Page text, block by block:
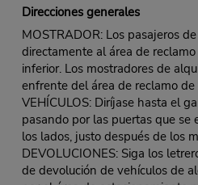
Direcciones generales
MOSTRADOR: Los pasajeros
directamente al área de
inferior. Los mostradores de
enfrente del área de reclamo de
VEHÍCULOS: Diríjase hasta el
pasando por las puertas que se
los lados, justo después de los
DEVOLUCIONES: Siga los
de devolución de vehículos de